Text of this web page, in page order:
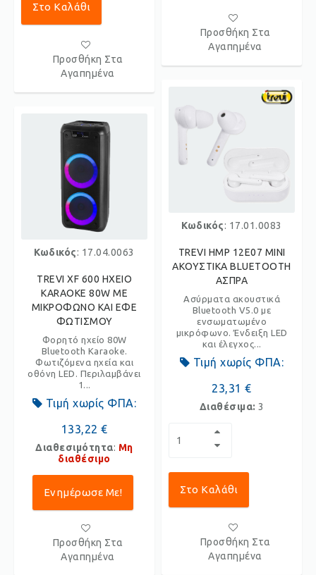
Στο Καλάθι
Προσθήκη Στα
Αγαπημένα
Κωδικός: 17.04.0063
TREVI XF 600 ΗΧΕΙΟ
KARAOKE 80W ΜΕ
ΜΙΚΡΟΦΩΝΟ ΚΑΙ ΕΦΕ
ΦΩΤΙΣΜΟΥ
Φορητό ηχείο 80W
Bluetooth Karaoke.
Φωτιζόμενα ηχεία και
οθόνη LED. Περιλαμβάνει
1...
Τιμή χωρίς ΦΠΑ:
133,22 €
Διαθεσιμότητα: Μη
διαθέσιμο
Ενημέρωσε Με!
Προσθήκη Στα
Αγαπημένα
Προσθήκη Στα
Αγαπημένα
Κωδικός: 17.01.0083
TREVI HMP 12E07 ΜΙΝΙ
ΑΚΟΥΣΤΙΚΑ BLUETOOTH
ΑΣΠΡΑ
Ασύρματα ακουστικά
Βluetooth V5.0 με
ενσωματωμένο
μικρόφωνο. Ένδειξη LED
και έλεγχος...
Τιμή χωρίς ΦΠΑ:
23,31 €
Διαθέσιμα: 3
Στο Καλάθι
Προσθήκη Στα
Αγαπημένα